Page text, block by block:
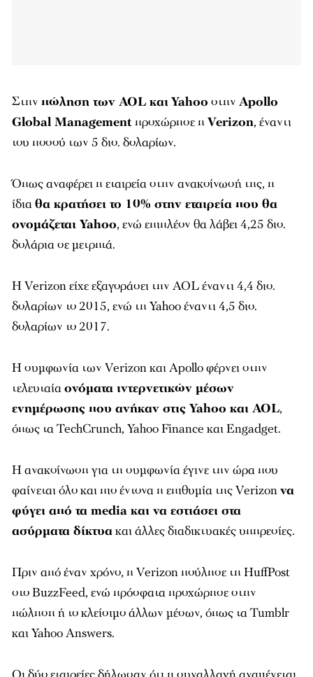
Στην πώληση των AOL καιYahoo στην Apollo
Global Managementπροχώρησε ηVerizon, έναντι
του ποσού των 5 δισ. δολαρίων.
Όπως αναφέρει η εταιρεία στην ανακοίνωσή της, η
ίδιαθα κρατήσει το 10% στην εταιρεία που θα
ονομάζεται Yahoo, ενώ επιπλέον θα λάβει 4,25 δισ.
δολάρια σε μετρητά.
Η Verizon είχε εξαγοράσει την AOL έναντι 4,4 δισ.
δολαρίων το 2015, ενώ τη Yahoo έναντι 4,5 δισ.
δολαρίων το 2017.
Η συμφωνία των Verizon και Apollo φέρνει στην
τελευταίαονόματα ιντερνετικών μέσων
ενημέρωσης που ανήκαν στις Yahoo και AOL,
όπως τα TechCrunch, Yahoo Finance και Engadget.
Η ανακοίνωση για τη συμφωνία έγινε την ώρα που
φαίνεται όλο και πιο έντονα η επιθυμία της Verizonνα
φύγει από τα media και να εστιάσει στα
ασύρματα δίκτυακαι άλλες διαδικτυακές υπηρεσίες.
Πριν από έναν χρόνο, η Verizon πούλησε τη HuffPost
στο BuzzFeed, ενώ πρόσφατα προχώρησε στην
πώληση ή το κλείσιμο άλλων μέσων, όπως τα Tumblr
και Yahoo Answers.